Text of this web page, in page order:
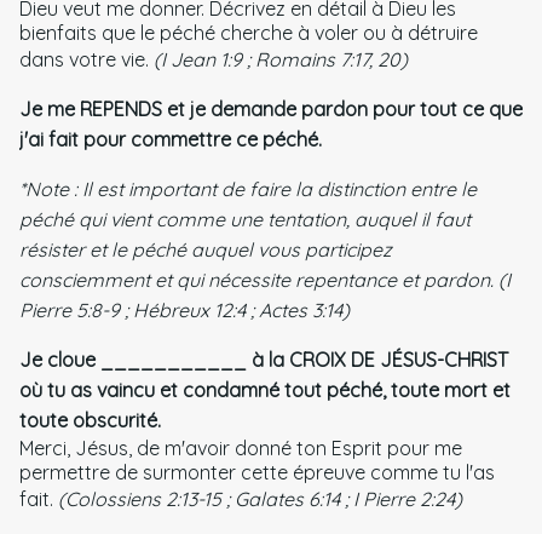
Dieu veut me donner. Décrivez en détail à Dieu les
bienfaits que le péché cherche à voler ou à détruire
dans votre vie. (I Jean 1:9 ; Romains 7:17, 20)
Je me REPENDS et je demande pardon pour tout ce que
j'ai fait pour commettre ce péché.
*Note : Il est important de faire la distinction entre le
péché qui vient comme une tentation, auquel il faut
résister et le péché auquel vous participez
consciemment et qui nécessite repentance et pardon. (I
Pierre 5:8-9 ; Hébreux 12:4 ; Actes 3:14)
Je cloue ___________ à la CROIX DE JÉSUS-CHRIST
où tu as vaincu et condamné tout péché, toute mort et
toute obscurité.
Merci, Jésus, de m'avoir donné ton Esprit pour me
permettre de surmonter cette épreuve comme tu l'as
fait. (Colossiens 2:13-15 ; Galates 6:14 ; I Pierre 2:24)